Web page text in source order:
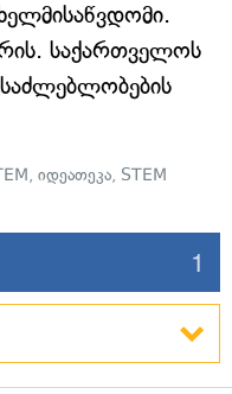
საქართველოს
, იდეათეკა, STEM
1